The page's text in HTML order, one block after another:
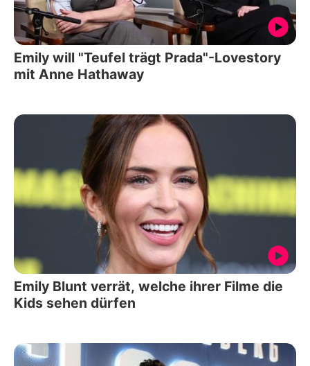
Emily will "Teufel trägt Prada"-Lovestory
mit Anne Hathaway
Emily Blunt verrät, welche ihrer Filme die
Kids sehen dürfen